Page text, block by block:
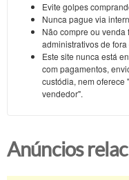
Evite golpes
Nunca pague via
Não compre ou
administrativos de
Este site nunca está
com pagamentos,
custódia, nem oferece
vendedor".
Anúncios